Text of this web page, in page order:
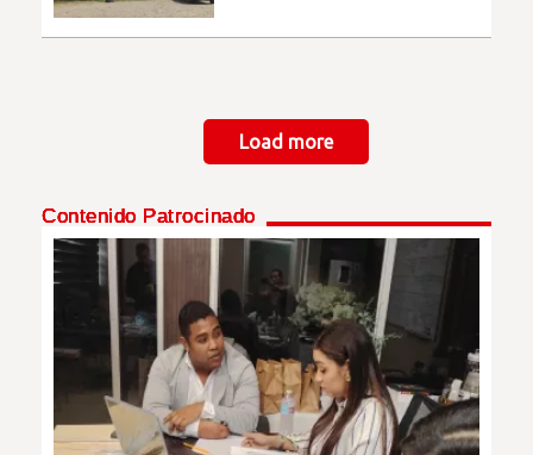
Load more
Contenido Patrocinado